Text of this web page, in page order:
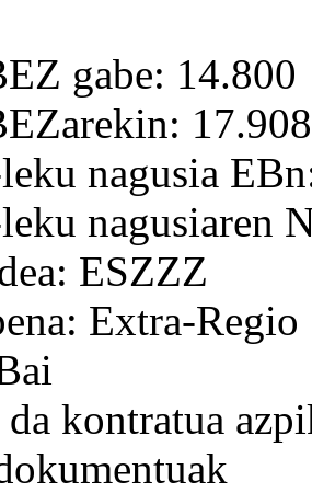
gabe: 14.800
17.908
nagusia
nagusiaren
ESZZZ
Extra-Regio
kontratua